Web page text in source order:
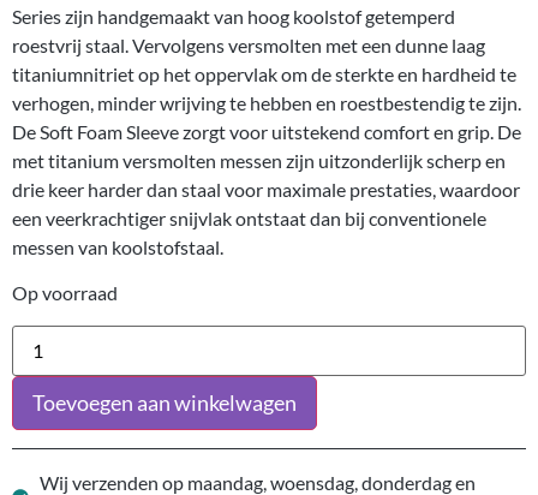
Series zijn handgemaakt van hoog koolstof getemperd
roestvrij staal. Vervolgens versmolten met een dunne laag
titaniumnitriet op het oppervlak om de sterkte en hardheid te
verhogen, minder wrijving te hebben en roestbestendig te zijn.
De Soft Foam Sleeve zorgt voor uitstekend comfort en grip. De
met titanium versmolten messen zijn uitzonderlijk scherp en
drie keer harder dan staal voor maximale prestaties, waardoor
een veerkrachtiger snijvlak ontstaat dan bij conventionele
messen van koolstofstaal.
Op voorraad
Toevoegen aan winkelwagen
Wij verzenden op maandag, woensdag, donderdag en